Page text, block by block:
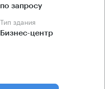
по запросу
Тип здания
Бизнес-центр